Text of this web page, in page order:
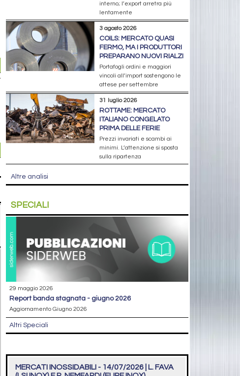
interno; l’export arretra più
lentamente
3 agosto 2026
COILS: MERCATO QUASI
FERMO, MA I PRODUTTORI
PREPARANO NUOVI RIALZI
Portafogli ordini e maggiori
vincoli all’import sostengono le
attese per settembre
31 luglio 2026
ROTTAME: MERCATO
ITALIANO CONGELATO
PRIMA DELLE FERIE
Prezzi invariati e scambi ai
minimi. L’attenzione si sposta
sulla ripartenza
Altre analisi
SPECIALI
29 maggio 2026
report banda stagnata - giugno 2026
Aggiornamento Giugno 2026
Altri Speciali
MERCATI INOSSIDABILI - 14/07/2026 | L. FAVA